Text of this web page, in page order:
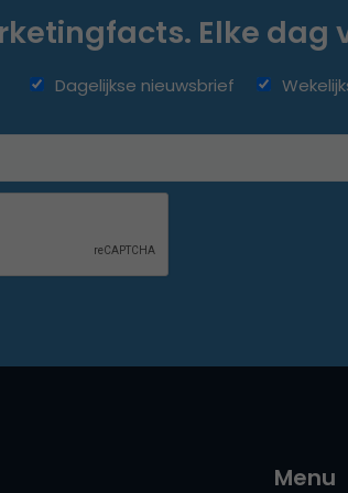
Elke dag
Dagelijkse nieuwsbrief
Menu